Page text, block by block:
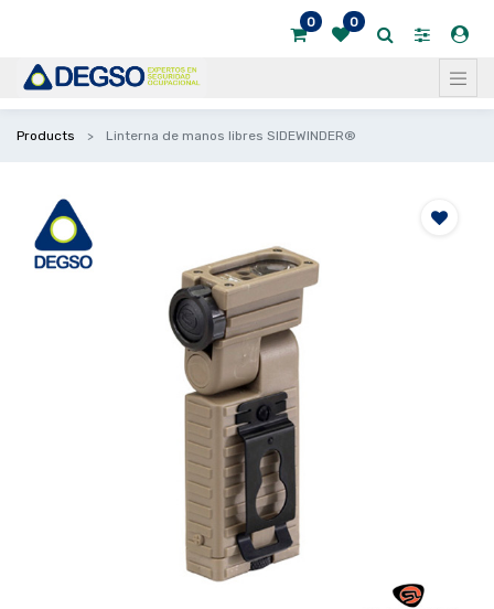
0 0
Products Linterna de manos libres SIDEWINDER®